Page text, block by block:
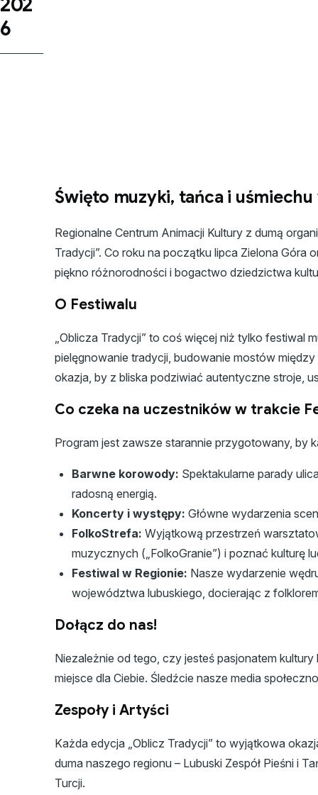
6
Święto muzyki, tańca i
Regionalne Centrum Animacji Kultury z dumą
Tradycji”. Co roku na początku lipca Zielona
piękno różnorodności i bogactwo dziedzictwa
O Festiwalu
„Oblicza Tradycji” to coś więcej niż tylko festiwal
pielęgnowanie tradycji, budowanie mostów
okazja, by z bliska podziwiać autentyczne stroje,
Co czeka na uczestników w trakcie
Program jest zawsze starannie przygotowany, by
Barwne korowody: Spektakularne parady
radosną energią.
Koncerty i występy: Główne wydarzenia
FolkoStrefa: Wyjątkową przestrzeń
muzycznych („FolkoGranie”) i poznać kulturę
Festiwal w Regionie: Nasze wydarzenie
województwa lubuskiego, docierając z
Dołącz do nas!
Niezależnie od tego, czy jesteś pasjonatem
miejsce dla Ciebie. Śledźcie nasze media
Zespoły i Artyści
Każda edycja „Oblicz Tradycji” to wyjątkowa
duma naszego regionu – Lubuski Zespół Pieśni i
Turcji.